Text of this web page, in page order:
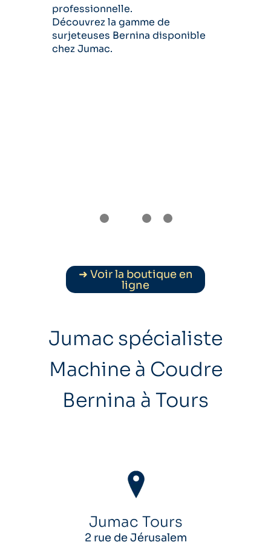
professionnelle.
Découvrez la gamme de
surjeteuses Bernina disponible
chez Jumac.
➜ Voir la boutique en
ligne
Jumac spécialiste
Machine à Coudre
Bernina à Tours
Jumac Tours
2 rue de Jérusalem